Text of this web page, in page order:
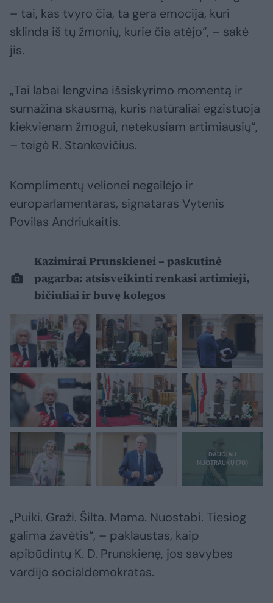
– tai, kas tvyro čia, ta gera emocija, kuri
sklinda iš tų žmonių, kurie čia atėjo“, – sakė
jis.
„Tai labai lengvina išsiskyrimo momentą ir
sumažina skausmą, kuris natūraliai egzistuoja
kiekvienam žmogui, netekusiam artimiausių“,
– teigė R. Stankevičius.
Komplimentų velionei negailėjo ir
europarlamentaras, signataras Vytenis
Povilas Andriukaitis.
Kazimirai Prunskienei – paskutinė
pagarba: atsisveikinti renkasi artimieji,
bičiuliai ir buvę kolegos
„Puiki. Graži. Šilta. Mama. Nuostabi. Tiesiog
galima žavėtis“, – paklaustas, kaip
apibūdintų K. D. Prunskienę, jos savybes
vardijo socialdemokratas.